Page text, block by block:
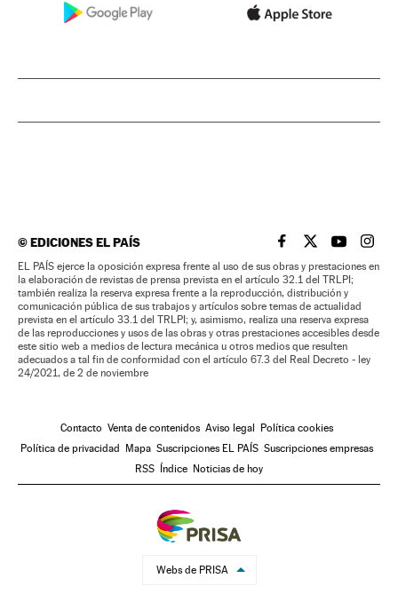
©EDICIONES EL PAÍS EL PAÍS BRASIL EN
EL PAÍSEL PAÍS
EL
EL PAÍS ejerce la oposición expresa frente al uso de sus obras y prestaciones en
la elaboración de revistas de prensa prevista en el artículo 32.1 del TRLPI;
también realiza la reserva expresa frente a la reproducción, distribución y
comunicación pública de sus trabajos y artículos sobre temas de actualidad
prevista en el artículo 33.1 del TRLPI; y, asimismo, realiza una reserva expresa
de las reproducciones y usos de las obras y otras prestaciones accesibles desde
este sitio web a medios de lectura mecánica u otros medios que resulten
adecuados a tal fin de conformidad con el artículo 67.3 del Real Decreto - ley
24/2021, de 2 de noviembre
Contacto Venta de contenidos Aviso legal Política cookies
Política de privacidad Mapa Suscripciones EL PAÍS Suscripciones empresas
RSS Índice Noticias de hoy
Webs de PRISA